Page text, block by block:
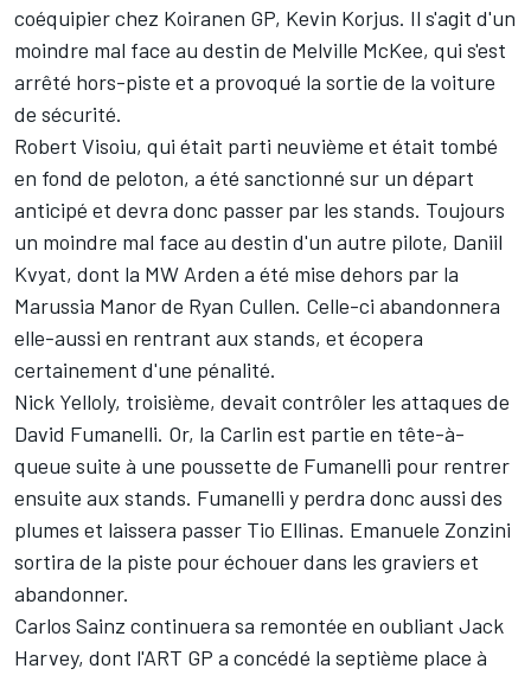
coéquipier chez Koiranen GP, Kevin Korjus. Il s'agit d'un
moindre mal face au destin de Melville McKee, qui s'est
arrêté hors-piste et a provoqué la sortie de la voiture
de sécurité.
Robert Visoiu, qui était parti neuvième et était tombé
en fond de peloton, a été sanctionné sur un départ
anticipé et devra donc passer par les stands. Toujours
un moindre mal face au destin d'un autre pilote, Daniil
Kvyat, dont la MW Arden a été mise dehors par la
Marussia Manor de Ryan Cullen. Celle-ci abandonnera
elle-aussi en rentrant aux stands, et écopera
certainement d'une pénalité.
Nick Yelloly, troisième, devait contrôler les attaques de
David Fumanelli. Or, la Carlin est partie en tête-à-
queue suite à une poussette de Fumanelli pour rentrer
ensuite aux stands. Fumanelli y perdra donc aussi des
plumes et laissera passer Tio Ellinas. Emanuele Zonzini
sortira de la piste pour échouer dans les graviers et
abandonner.
Carlos Sainz continuera sa remontée en oubliant Jack
Harvey, dont l'ART GP a concédé la septième place à